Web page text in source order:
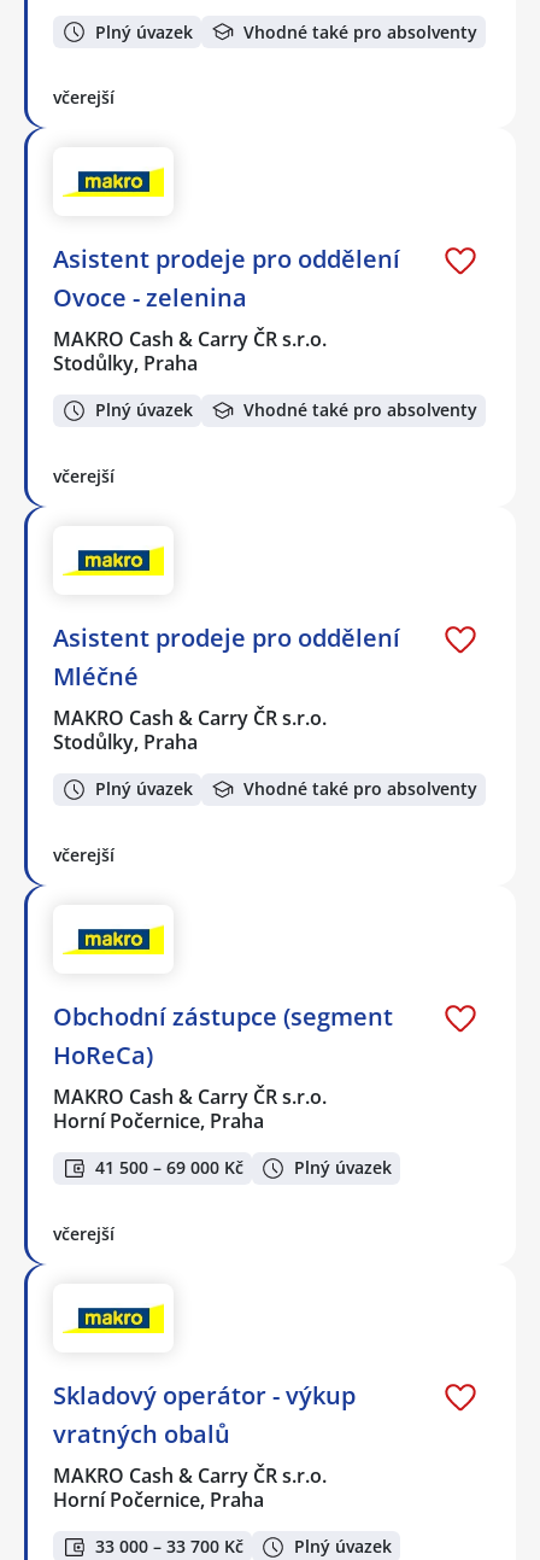
Plný úvazek Vhodné také pro absolventy
včerejší
Asistent prodeje pro oddělení
Ovoce - zelenina
MAKRO Cash & Carry ČR s.r.o.
Stodůlky, Praha
Plný úvazek Vhodné také pro absolventy
včerejší
Asistent prodeje pro oddělení
Mléčné
MAKRO Cash & Carry ČR s.r.o.
Stodůlky, Praha
Plný úvazek Vhodné také pro absolventy
včerejší
Obchodní zástupce (segment
HoReCa)
MAKRO Cash & Carry ČR s.r.o.
Horní Počernice, Praha
41 500 – 69 000 Kč Plný úvazek
včerejší
Skladový operátor - výkup
vratných obalů
MAKRO Cash & Carry ČR s.r.o.
Horní Počernice, Praha
33 000 – 33 700 Kč
Plný úvazek